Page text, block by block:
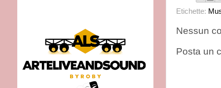
Etichette:
Nessun
Posta un